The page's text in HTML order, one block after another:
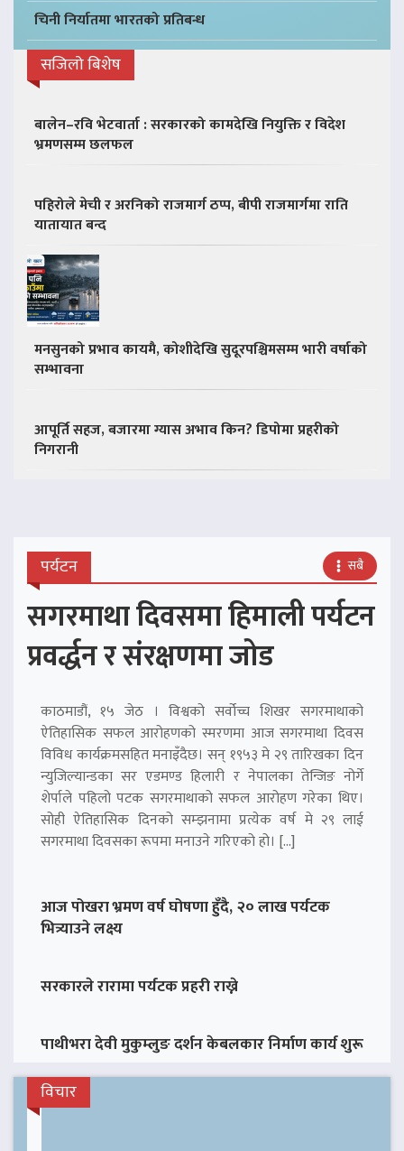
चिनी निर्यातमा भारतको प्रतिबन्ध
सजिलो बिशेष
बालेन–रवि भेटवार्ता : सरकारको कामदेखि नियुक्ति र विदेश
भ्रमणसम्म छलफल
पहिरोले मेची र अरनिको राजमार्ग ठप्प, बीपी राजमार्गमा राति
यातायात बन्द
मनसुनको प्रभाव कायमै, कोशीदेखि सुदूरपश्चिमसम्म भारी वर्षाको
सम्भावना
आपूर्ति सहज, बजारमा ग्यास अभाव किन? डिपोमा प्रहरीको
निगरानी
पर्यटन सबै
सगरमाथा दिवसमा हिमाली पर्यटन
प्रवर्द्धन र संरक्षणमा जोड
काठमाडौं, १५ जेठ । विश्वको सर्वोच्च शिखर सगरमाथाको
ऐतिहासिक सफल आरोहणको स्मरणमा आज सगरमाथा दिवस
विविध कार्यक्रमसहित मनाइँदैछ। सन् १९५३ मे २९ तारिखका दिन
न्युजिल्यान्डका सर एडमण्ड हिलारी र नेपालका तेन्जिङ नोर्गे
शेर्पाले पहिलो पटक सगरमाथाको सफल आरोहण गरेका थिए।
सोही ऐतिहासिक दिनको सम्झनामा प्रत्येक वर्ष मे २९ लाई
सगरमाथा दिवसका रूपमा मनाउने गरिएको हो। […]
आज पोखरा भ्रमण वर्ष घोषणा हुँदै, २० लाख पर्यटक
भित्र्याउने लक्ष्य
सरकारले रारामा पर्यटक प्रहरी राख्ने
पाथीभरा देवी मुकुम्लुङ दर्शन केबलकार निर्माण कार्य शुरू
विचार